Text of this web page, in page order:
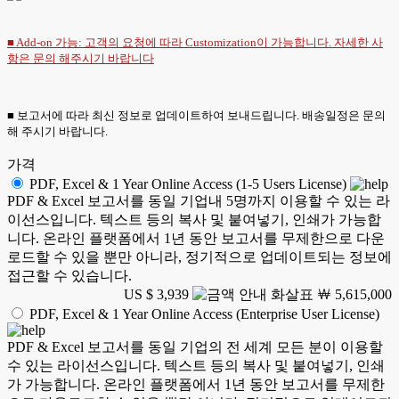
■ Add-on 가능: 고객의 요청에 따라 Customization이 가능합니다. 자세한 사
항은 문의 해주시기 바랍니다
■ 보고서에 따라 최신 정보로 업데이트하여 보내드립니다. 배송일정은 문의
해 주시기 바랍니다.
가격
PDF, Excel & 1 Year Online Access (1-5 Users License)
PDF & Excel 보고서를 동일 기업내 5명까지 이용할 수 있는 라
이선스입니다. 텍스트 등의 복사 및 붙여넣기, 인쇄가 가능합
니다. 온라인 플랫폼에서 1년 동안 보고서를 무제한으로 다운
로드할 수 있을 뿐만 아니라, 정기적으로 업데이트되는 정보에
접근할 수 있습니다.
US $ 3,939
￦ 5,615,000
PDF, Excel & 1 Year Online Access (Enterprise User License)
PDF & Excel 보고서를 동일 기업의 전 세계 모든 분이 이용할
수 있는 라이선스입니다. 텍스트 등의 복사 및 붙여넣기, 인쇄
가 가능합니다. 온라인 플랫폼에서 1년 동안 보고서를 무제한